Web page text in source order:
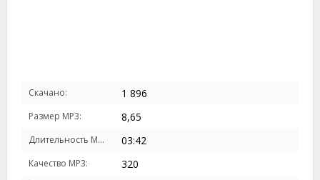
Скачано: 1 896
Размер MP3: 8,65
Длительность MP3: 03:42
Качество MP3: 320